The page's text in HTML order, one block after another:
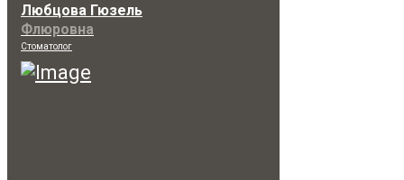
Любцова Гюзель
Флюровна
Стоматолог